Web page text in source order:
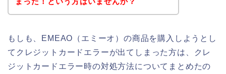
もしも、EMEAO（エミーオ）の商品を購入しようとし
てクレジットカードエラーが出てしまった方は、クレ
ジットカードエラー時の対処方法についてまとめたの